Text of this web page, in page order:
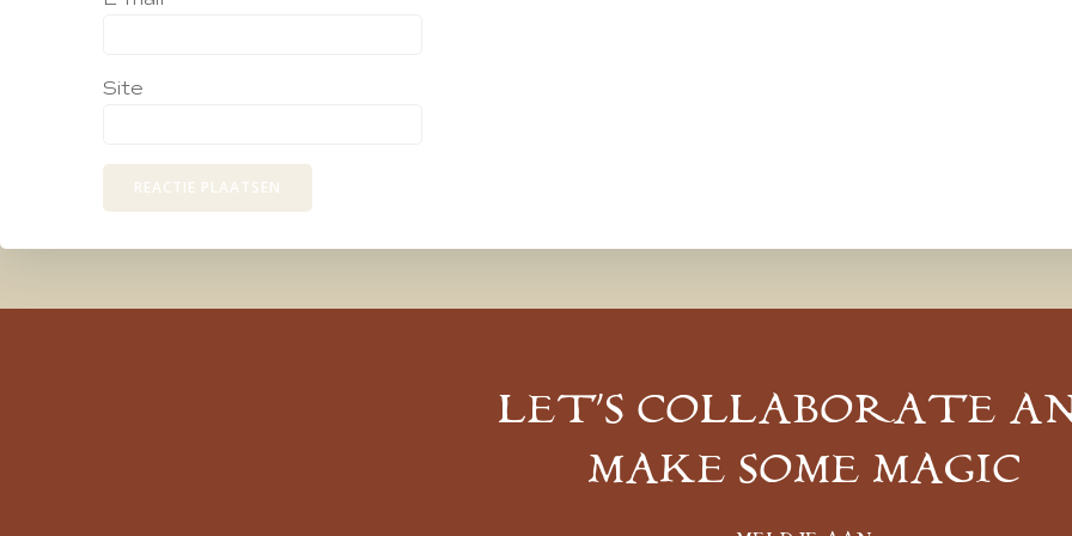
Site
LET’S COLLABORATE
MAKE SOME MAGIC